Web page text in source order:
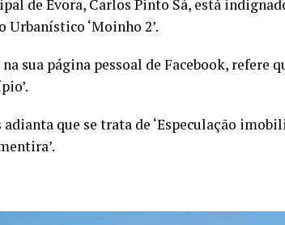
de Évora, Carlos Pinto Sá, está
‘Moinho 2’.
sua página pessoal de Facebook, refere
que se trata de ‘Especulação